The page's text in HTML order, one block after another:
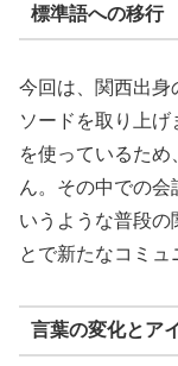
標準語への移行
今回は、関西出身
ソードを取り上
を使っているた
ん。その中での
いうような普段の
とで新たなコミュ
言葉の変化とア